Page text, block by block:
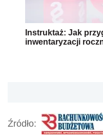
Instruktaż: Jak
inwentaryzacji
Źródło: